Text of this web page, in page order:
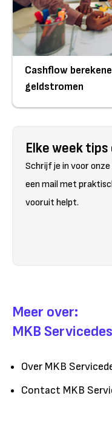
Cashflow
geldstromen
Elke week
Schrijf je in voor
een mail met
vooruit helpt.
Meer over:
MKB
Over MKB
Contact MKB